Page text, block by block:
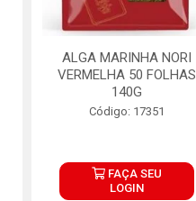
ALGA MARINHA NORI
VERMELHA 50 FOLHAS
140G
Código: 17351
FAÇA SEU
LOGIN